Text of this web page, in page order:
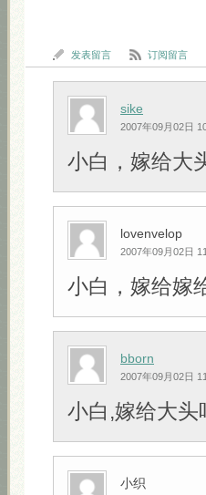
发表留言 订阅留言
sike
2007年09月02日
小白，嫁给大
lovenvelop
2007年09月02日
小白，嫁给嫁
bborn
2007年09月02日
小白,嫁给大头
小织